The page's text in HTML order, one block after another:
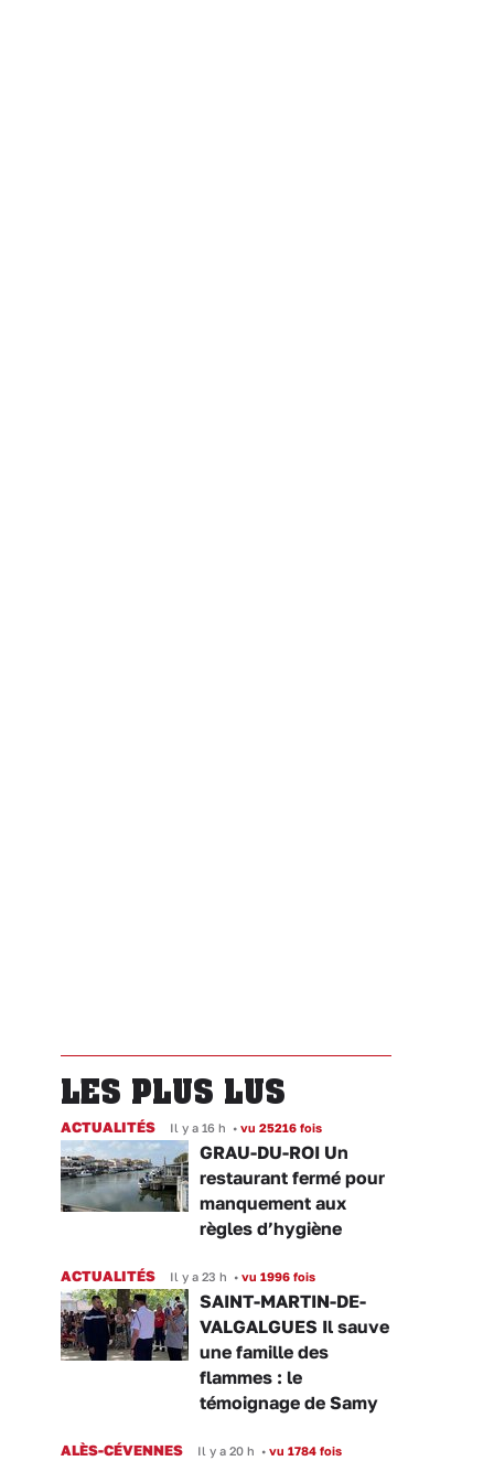
LES PLUS LUS
ACTUALITÉS Il y a 16 h • vu 25216 fois
GRAU-DU-ROI Un
restaurant fermé pour
manquement aux
règles d’hygiène
ACTUALITÉS Il y a 23 h • vu 1996 fois
SAINT-MARTIN-DE-
VALGALGUES Il sauve
une famille des
flammes : le
témoignage de Samy
ALÈS-CÉVENNES Il y a 20 h • vu 1784 fois